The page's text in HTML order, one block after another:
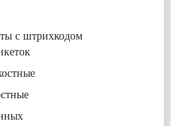
с штрихкодом